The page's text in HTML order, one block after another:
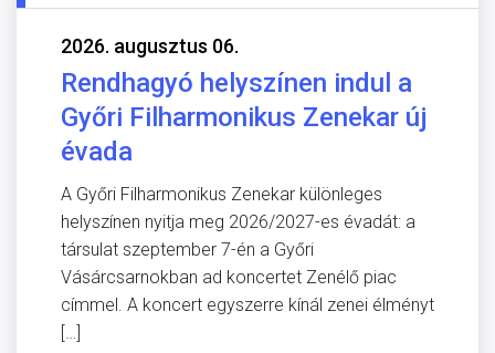
2026. augusztus 06.
Rendhagyó helyszínen indul a
Győri Filharmonikus Zenekar új
évada
A Győri Filharmonikus Zenekar különleges
helyszínen nyitja meg 2026/2027-es évadát: a
társulat szeptember 7-én a Győri
Vásárcsarnokban ad koncertet Zenélő piac
címmel. A koncert egyszerre kínál zenei élményt
[…]